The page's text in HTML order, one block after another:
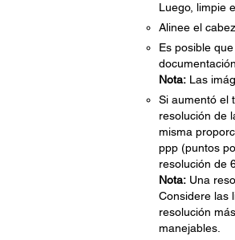
Luego, limpie
Alinee el
Es posible
Nota:Las
Si aumentó el
resolución de
misma
ppp (puntos
resolución de
Nota:Una
Considere las
resolución
manejables.